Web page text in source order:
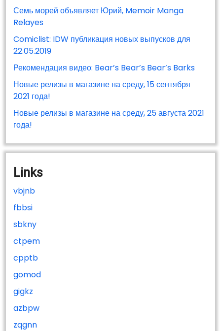
Семь морей объявляет Юрий, Memoir Manga
Relayes
Comiclist: IDW публикация новых выпусков для
22.05.2019
Рекомендация видео: Bear’s Bear’s Bear’s Barks
Новые релизы в магазине на среду, 15 сентября
2021 года!
Новые релизы в магазине на среду, 25 августа 2021
года!
Links
vbjnb
fbbsi
sbkny
ctpem
cpptb
gomod
gigkz
azbpw
zqgnn